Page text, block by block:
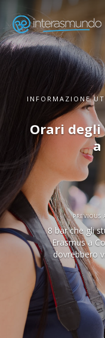
INFORMAZIONE
Orari degli
a
PREVIOUS
8 bar che gli
Erasmus a
dovrebbero